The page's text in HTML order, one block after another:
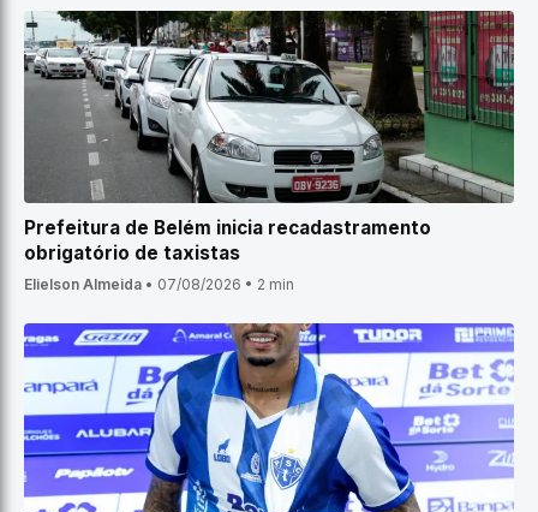
Prefeitura de Belém inicia recadastramento
obrigatório de taxistas
Elielson Almeida • 07/08/2026 • 2 min